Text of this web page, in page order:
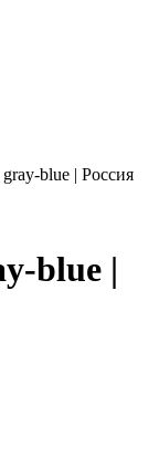
blue | Россия
blue |